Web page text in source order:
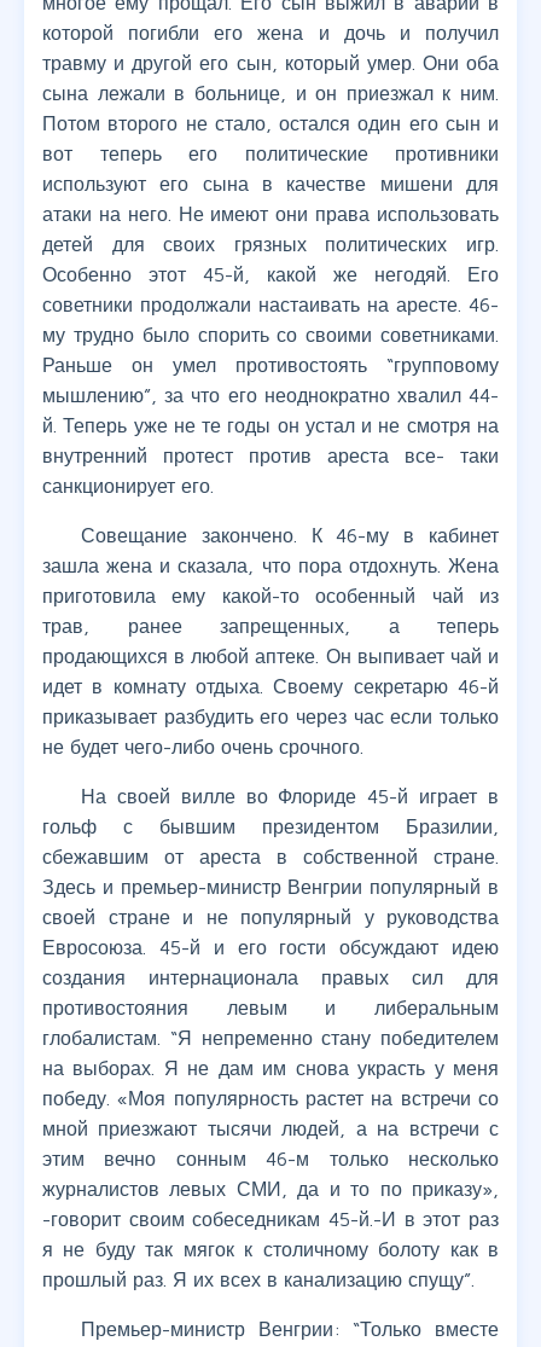
которой погибли его жена и дочь и получил
травму и другой его сын, который умер. Они оба
сына лежали в больнице, и он приезжал к ним.
Потом второго не стало, остался один его сын и
вот теперь его политические противники
используют его сына в качестве мишени для
атаки на него. Не имеют они права использовать
детей для своих грязных политических игр.
Особенно этот 45-й, какой же негодяй. Его
советники продолжали настаивать на аресте. 46-
му трудно было спорить со своими советниками.
Раньше он умел противостоять “групповому
мышлению”, за что его неоднократно хвалил 44-
й. Теперь уже не те годы он устал и не смотря на
внутренний протест против ареста все- таки
санкционирует его.
Совещание закончено. К 46-му в кабинет
зашла жена и сказала, что пора отдохнуть. Жена
приготовила ему какой-то особенный чай из
трав, ранее запрещенных, а теперь
продающихся в любой аптеке. Он выпивает чай и
идет в комнату отдыха. Своему секретарю 46-й
приказывает разбудить его через час если только
не будет чего-либо очень срочного.
На своей вилле во Флориде 45-й играет в
гольф с бывшим президентом Бразилии,
сбежавшим от ареста в собственной стране.
Здесь и премьер-министр Венгрии популярный в
своей стране и не популярный у руководства
Евросоюза. 45-й и его гости обсуждают идею
создания интернационала правых сил для
противостояния левым и либеральным
глобалистам. “Я непременно стану победителем
на выборах. Я не дам им снова украсть у меня
победу. «Моя популярность растет на встречи со
мной приезжают тысячи людей, а на встречи с
этим вечно сонным 46-м только несколько
журналистов левых СМИ, да и то по приказу»,
-говорит своим собеседникам 45-й.-И в этот раз
я не буду так мягок к столичному болоту как в
прошлый раз. Я их всех в канализацию спущу”.
Премьер-министр Венгрии: “Только вместе